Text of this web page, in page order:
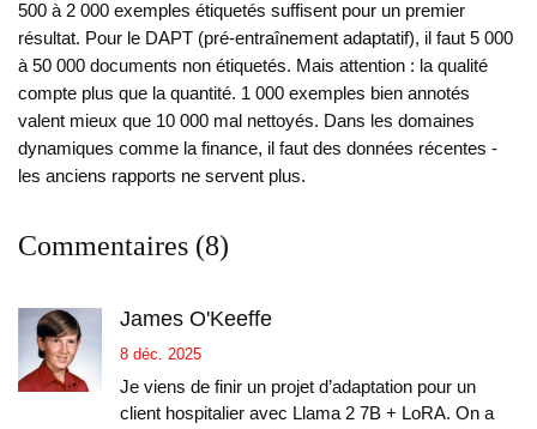
500 à 2 000 exemples étiquetés suffisent pour un premier
résultat. Pour le DAPT (pré-entraînement adaptatif), il faut 5 000
à 50 000 documents non étiquetés. Mais attention : la qualité
compte plus que la quantité. 1 000 exemples bien annotés
valent mieux que 10 000 mal nettoyés. Dans les domaines
dynamiques comme la finance, il faut des données récentes -
les anciens rapports ne servent plus.
Commentaires (8)
James O'Keeffe
8 déc. 2025
Je viens de finir un projet d’adaptation pour un
client hospitalier avec Llama 2 7B + LoRA. On a